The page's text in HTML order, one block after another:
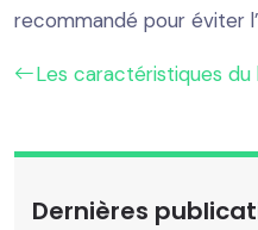
recommandé pour éviter
Les caractéristiques
Dernières